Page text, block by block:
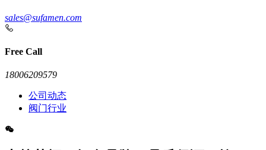
sales@sufamen.com
Free Call
18006209579
公司动态
阀门行业